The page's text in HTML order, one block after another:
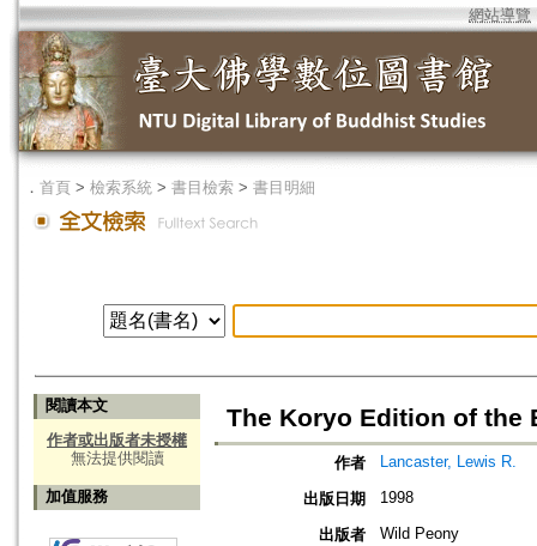
網站導覽
． 首頁 > 檢索系統 > 書目檢索 > 書目明細
閱讀本文
作者或出版者未授權
無法提供閱讀
加值服務
The Koryo Edition of the
作者 Lancaster, Lewis R.
出版日期 1998
出版者 Wild Peony